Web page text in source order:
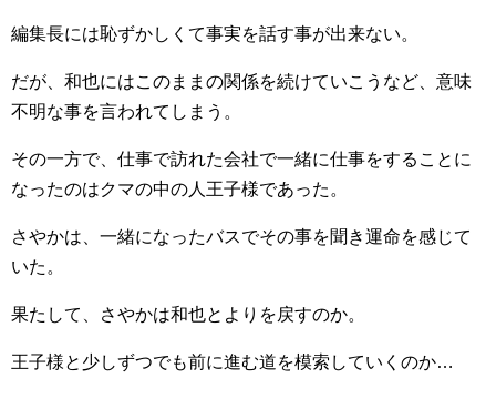
編集長には恥ずかしくて事実を話す事が出来ない。
だが、和也にはこのままの関係を続けていこうなど、意味
不明な事を言われてしまう。
その一方で、仕事で訪れた会社で一緒に仕事をすることに
なったのはクマの中の人王子様であった。
さやかは、一緒になったバスでその事を聞き運命を感じて
いた。
果たして、さやかは和也とよりを戻すのか。
王子様と少しずつでも前に進む道を模索していくのか…